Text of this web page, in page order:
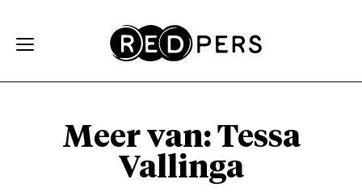
Meer van: Tessa
Vallinga